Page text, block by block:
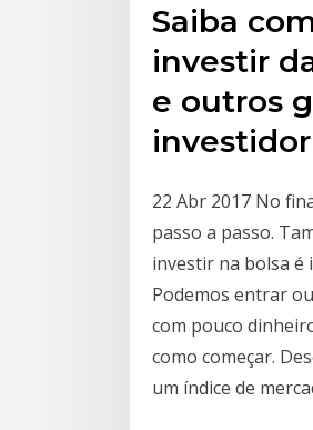
Saiba
investir
e outros
22 Abr 2017 No
passo a passo.
investir na bolsa é
Podemos entrar
com pouco
como começar.
um índice de